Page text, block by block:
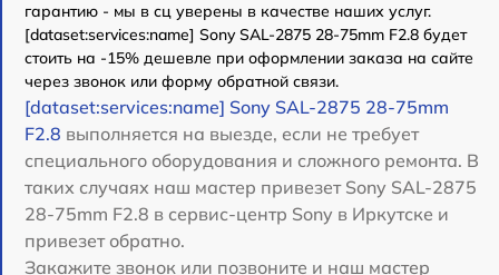
гарантию - мы в сц уверены в качестве наших услуг.
[dataset:services:name] Sony SAL-2875 28-75mm F2.8 будет
стоить на -15% дешевле при оформлении заказа на сайте
через звонок или форму обратной связи.
[dataset:services:name] Sony SAL-2875 28-75mm
F2.8 выполняется на выезде, если не требует
специального оборудования и сложного ремонта. В
таких случаях наш мастер привезет Sony SAL-2875
28-75mm F2.8 в сервис-центр Sony в Иркутске и
привезет обратно.
Закажите звонок или позвоните и наш мастер